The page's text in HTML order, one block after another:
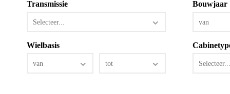
Transmissie
Selecteer...
Bouwjaar
van
Wielbasis
van tot